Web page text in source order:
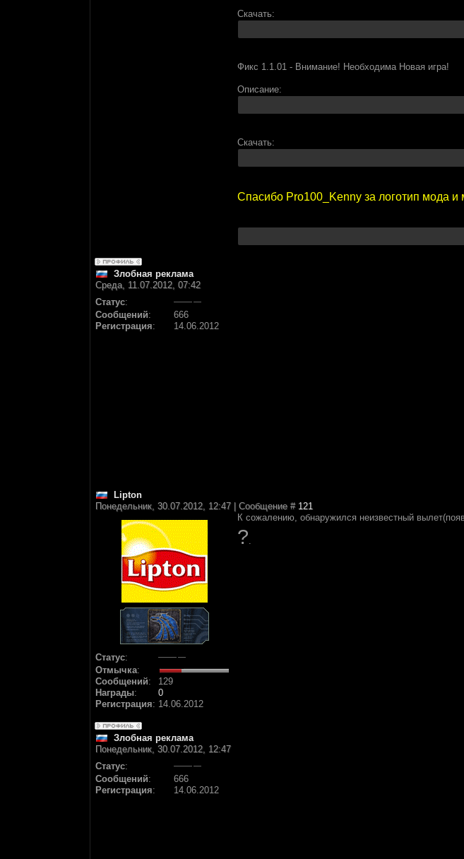
Скачать:
Фикс 1.1.01 - Внимание! Необходима Новая игра!
Описание:
Скачать:
Спасибо Pro100_Kenny за логотип мода и
Злобная реклама
Среда, 11.07.2012, 07:42
Статус:
Сообщений:
666
Регистрация: 14.06.2012
Lipton
Понедельник, 30.07.2012, 12:47 | Сообщение # 121
Статус:
Отмычка:
Сообщений:
129
Награды:
0
Регистрация: 14.06.2012
К сожалению, обнаружился неизвестный
?.
Злобная реклама
Понедельник, 30.07.2012, 12:47
Статус:
Сообщений:
666
Регистрация: 14.06.2012